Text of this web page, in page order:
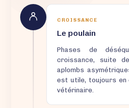
CROISSANCE
Le poulain
Phases de
croissance, suite
aplombs
est utile, toujours en
vétérinaire.